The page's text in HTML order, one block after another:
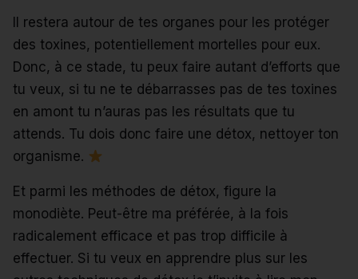
Il restera autour de tes organes pour les protéger
des toxines, potentiellement mortelles pour eux.
Donc, à ce stade, tu peux faire autant d’efforts que
tu veux, si tu ne te débarrasses pas de tes toxines
en amont tu n’auras pas les résultats que tu
attends. Tu dois donc faire une détox, nettoyer ton
organisme.
Et parmi les méthodes de détox, figure la
monodiète. Peut-être ma préférée, à la fois
radicalement efficace et pas trop difficile à
effectuer. Si tu veux en apprendre plus sur les